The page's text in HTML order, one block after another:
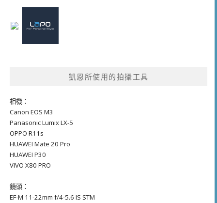
凱恩所使用的拍攝工具
相機：
Canon EOS M3
Panasonic Lumix LX-5
OPPO R11s
HUAWEI Mate 20 Pro
HUAWEI P30
VIVO X80 PRO
鏡頭：
EF-M 11-22mm f/4-5.6 IS STM